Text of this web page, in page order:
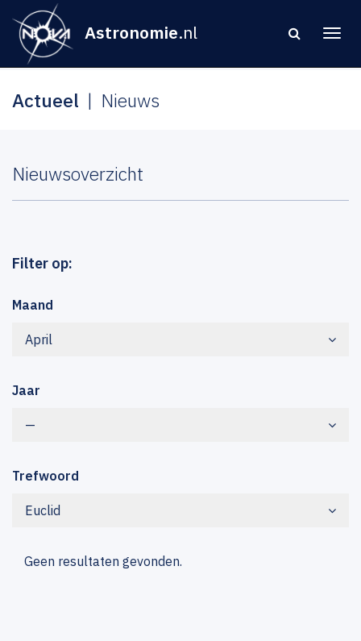
Astronomie.nl
Actueel Nieuws
Nieuwsoverzicht
Filter op:
Maand
April
Jaar
—
Trefwoord
Euclid
Geen resultaten gevonden.